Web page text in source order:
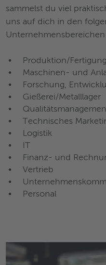
sammelst du viel
uns auf dich in den
Unternehmensbereichen:
Produktion/
Maschinen- und
Forschung,
Gießerei/Metalllager
Technisches
Logistik
IT
Finanz- und
Vertrieb
Personal